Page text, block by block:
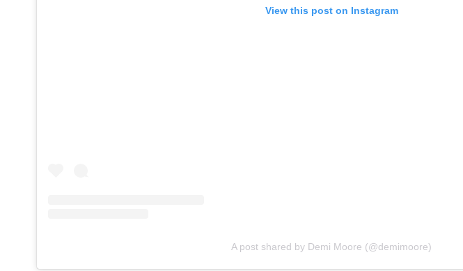
View this post on Instagram
A post shared by Demi Moore (@demimoore)